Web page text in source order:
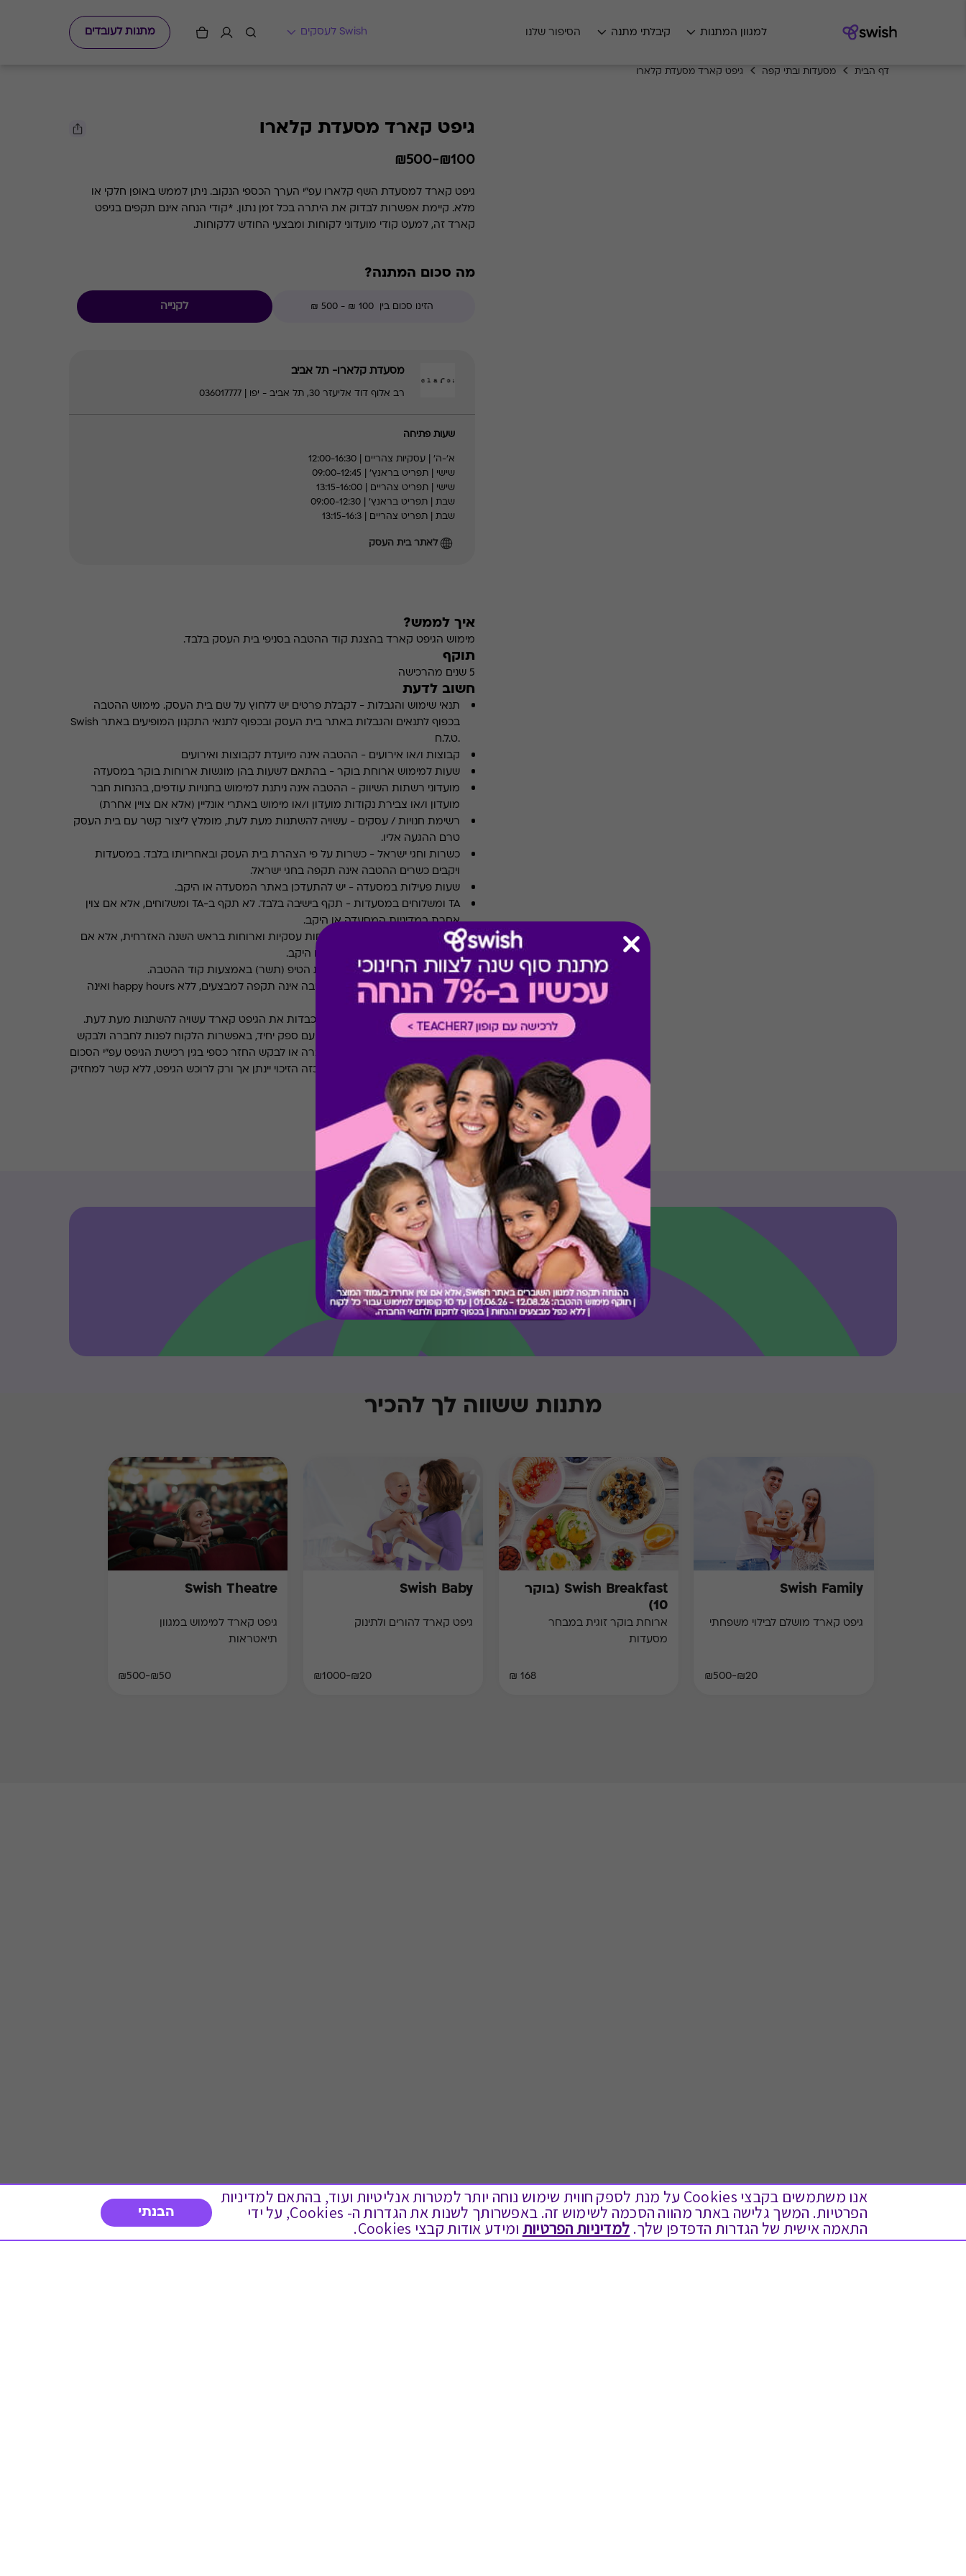
למגוון המתנות קיבלתי מתנה הסיפור שלנו Swish לעסקים מתנות לעובדים
דף הבית מסעדות ובתי קפה גיפט קארד מסעדת קלארו
גיפט קארד מסעדת קלארו
₪100-₪500
גיפט קארד למסעדת השף קלארו עפ"י הערך הכספי הנקוב. ניתן לממש באופן חלקי או
מלא. קיימת אפשרות לבדוק את היתרה בכל זמן נתון. *קודי הנחה אינם תקפים בגיפט
קארד זה, למעט קודי מועדוני לקוחות ומבצעי החודש ללקוחות.
מה סכום המתנה?
לקנייה
מסעדת קלארו- תל אביב
רב אלוף דוד אליעזר 30, תל אביב - יפו | 036017777
שעות פתיחה
א׳-ה׳ | עסקיות צהריים | 12:00-16:30
שישי | תפריט בראנץ' | 09:00-12:45
שישי | תפריט צהריים | 13:15-16:00
שבת | תפריט בראנץ' | 09:00-12:30
שבת | תפריט צהריים | 13:15-16:3
לאתר בית העסק
איך לממש?
מימוש הגיפט קארד בהצגת קוד ההטבה בסניפי בית העסק בלבד.
תוקף
5 שנים מהרכישה
חשוב לדעת
תנאי שימוש והגבלות -לקבלת פרטים יש ללחוץ על שם בית העסק. מימוש ההטבה
בכפוף לתנאים והגבלות באתר בית העסק ובכפוף לתנאי התקנון המופיעים באתר Swish
.ט.ל.ח
קבוצות ו/או אירועים - ההטבה אינה מיועדת לקבוצות ואירועים
שעות למימוש ארוחת בוקר -בהתאם לשעות בהן מוגשות ארוחות בוקר במסעדה
מועדוני רשתות השיווק - ההטבה אינה ניתנת למימוש בחנויות עודפים, בהנחות חבר
מועדון ו/או צבירת נקודות מועדון ו/או מימוש באתרי אונליין (אלא אם צויין אחרת)
רשימת חנויות / עסקים -עשויה להשתנות מעת לעת, מומלץ ליצור קשר עם בית העסק
טרם ההגעה אליו.
כשרות וחגי ישראל -כשרות על פי הצהרת בית העסק ובאחריותו בלבד. במסעדות
ויקבים כשרים ההטבה אינה תקפה בחגי ישראל.
שעות פעילות במסעדה -יש להתעדכן באתר המסעדה או היקב.
TA ומשלוחים במסעדות
-
תקף בישיבה בלבד. לא תקף ב-TA ומשלוחים, אלא אם צוין
אחרת במדיניות המסעדה או היקב.
ארוחות עסקיות
לא כולל ארוחות עסקיות וארוחות בראש השנה האזרחית, אלא אם
צוין אחרת במדיניות המסעדה או היקב.
תשלום תשר-לא ניתן לשלם את הטיפ (תשר) באמצעות קוד ההטבה.
מבצעים במסעדות/יקבים
ההטבה אינה תקפה למבצעים, ללא happy hours ואינה
כוללת 10% הנחה לתושבי אילת
* מבוהר כי רשימת הספקים המכבדות את הגיפט קארד עשויה להשתנות מעת לעת.
* במקרה של ירידת ספק מגיפט עם ספק יחיד, באפשרות הלקוח לפנות לחברה ולבקש
כרטיס חלופי ממגוון כרטיסי החברה או לבקש החזר כספי בגין רכישת הגיפט עפ"י הסכום
ששולם בפועל לחברה (במקרה כזה הזיכוי יינתן אך ורק לרוכש הגיפט, ללא קשר למחזיק
הגיפט בפועל).
קיבלת מתנה כזו?
בירור יתרה בכרטיס
מתנות ששווה לך להכיר
Swish Family
גיפט קארד מושלם לבילוי משפחתי
₪20-₪500
Swish Breakfast (בוקר
10)
ארוחת בוקר זוגית במבחר
מסעדות
168 ₪
Swish Baby
גיפט קארד להורים ולתינוק
₪20-₪1000
Swish Theatre
גיפט קארד למימוש במגוון
תיאטראות
₪50-₪500
לתת מתנה טוב לדעת דברו איתנו
אנו משתמשים בקבצי Cookies על מנת לספק חווית שימוש נוחה יותר למטרות אנליטיות ועוד, בהתאם למדיניות
הפרטיות. המשך גלישה באתר מהווה הסכמה לשימוש זה. באפשרותך לשנות את הגדרות ה- Cookies, על ידי
התאמה אישית של הגדרות הדפדפן שלך. למדיניות הפרטיות ומידע אודות קבצי Cookies.
הבנתי